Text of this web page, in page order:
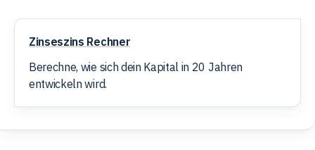
Krypto
Banking
Zinseszins
Rechner
Zinseszins Rechner
Berechne, wie sich dein Kapital in 20 Jahren
entwickeln wird.